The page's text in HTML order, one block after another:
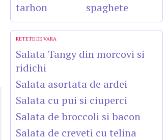
tarhon
spaghete
RETETE DE VARA
Salata Tangy din morcovi si
ridichi
Salata asortata de ardei
Salata cu pui si ciuperci
Salata de broccoli si bacon
Salata de creveti cu telina